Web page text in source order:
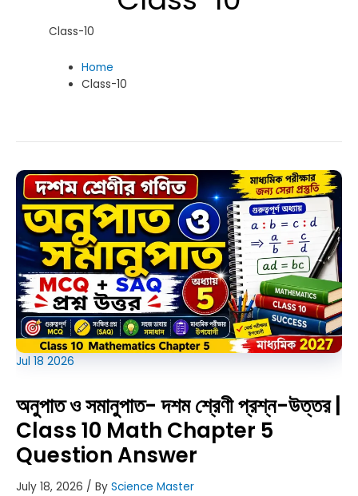
Class-10
Home
Class-10
Jul 18 2026
অনুপাত ও সমানুপাত- দশম শ্রেণী প্রশ্ন-উত্তর |
Class 10 Math Chapter 5
Question Answer
July 18, 2026 / By Science Master